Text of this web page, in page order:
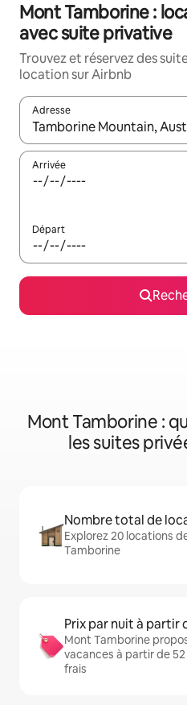
Mont Tamborine :
avec suite privative
Trouvez et réservez des
location sur Airbnb
Adresse
Lorsque les résultats
Arrivée
Départ
Mont Tamborine :
les suites
Nombre total de
Explorez 20 locations
Tamborine
Prix par nuit à partir
Mont Tamborine
vacances à partir de
frais